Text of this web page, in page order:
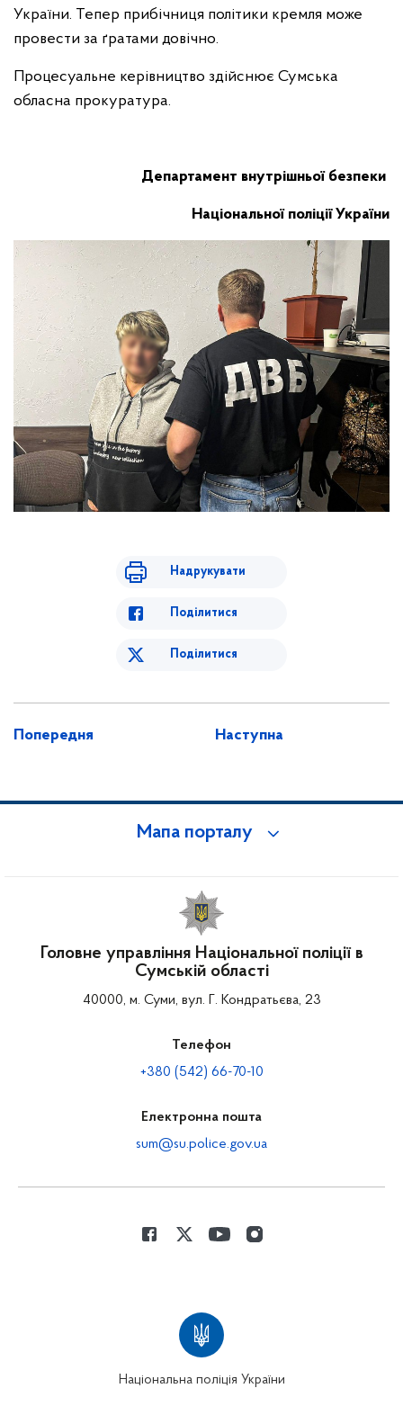
України. Тепер прибічниця політики кремля може
провести за ґратами довічно.
Процесуальне керівництво здійснює Сумська
обласна прокуратура.
Департамент внутрішньої безпеки
Національної поліції України
Надрукувати
Поділитися
Поділитися
Попередня Наступна
Мапа порталу
Головне управління Національної поліції в
Сумській області
40000, м. Суми, вул. Г. Кондратьєва, 23
Телефон
+380 (542) 66-70-10
Електронна пошта
sum@su.police.gov.ua
Національна поліція України